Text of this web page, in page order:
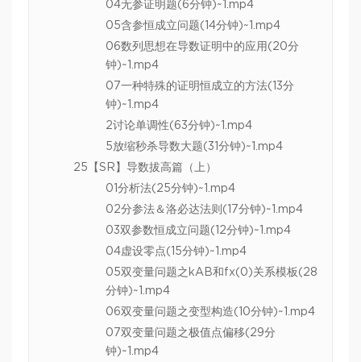
04无参证明题(6分钟)~1.mp4
05含参恒成立问题(14分钟)~1.mp4
06数列思想在导数证明中的应用(20分
钟)~1.mp4
07一种特殊的证明恒成立的方法(13分
钟)~1.mp4
2讨论单调性(63分钟)~1.mp4
5放缩秒杀导数大题(31分钟)~1.mp4
25【SR】导数拔高篇（上）
01分析法(25分钟)~1.mp4
02分参法＆洛必达法则(17分钟)~1.mp4
03双参数恒成立问题(12分钟)~1.mp4
04虚设零点(15分钟)~1.mp4
05双变量问题之kAB和fx(0)关系模板(28
分钟)~1.mp4
06双变量问题之变型构造(10分钟)~1.mp4
07双变量问题之极值点偏移(29分
钟)~1.mp4